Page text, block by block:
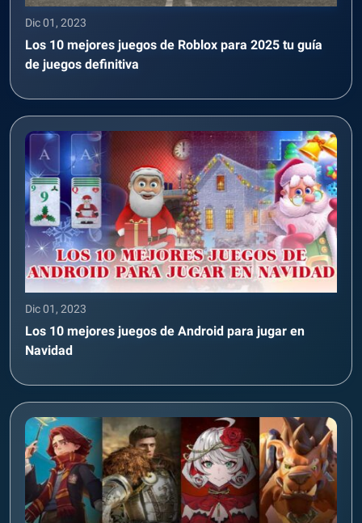
Dic 01, 2023
Los 10 mejores juegos de Roblox para 2025 tu guía
de juegos definitiva
Dic 01, 2023
Los 10 mejores juegos de Android para jugar en
Navidad